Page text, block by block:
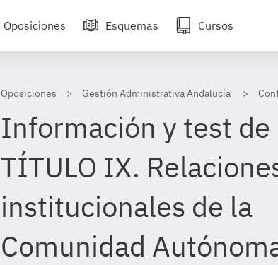
Oposiciones Esquemas Cursos
Oposiciones Gestión Administrativa Andalucía
Información y test de
TÍTULO IX.
institucionales de la
Comunidad